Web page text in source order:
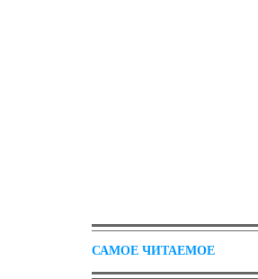
САМОЕ ЧИТАЕМОЕ